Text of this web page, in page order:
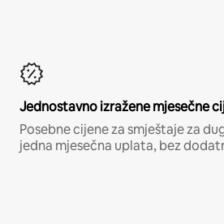
Jednostavno izražene mjesečne
Posebne cijene za smještaje za
jedna mjesečna uplata, bez